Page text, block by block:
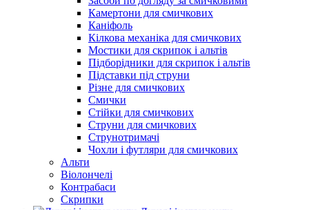
Камертони для смичкових
Каніфоль
Кілкова механіка для смичкових
Мостики для скрипок і альтів
Підборiдники для скрипок і альтів
Підставки під струни
Різне для смичкових
Смички
Стійки для смичкових
Струни для смичкових
Струнотримачі
Чохли і футляри для смичкових
Альти
Віолончелі
Контрабаси
Скрипки